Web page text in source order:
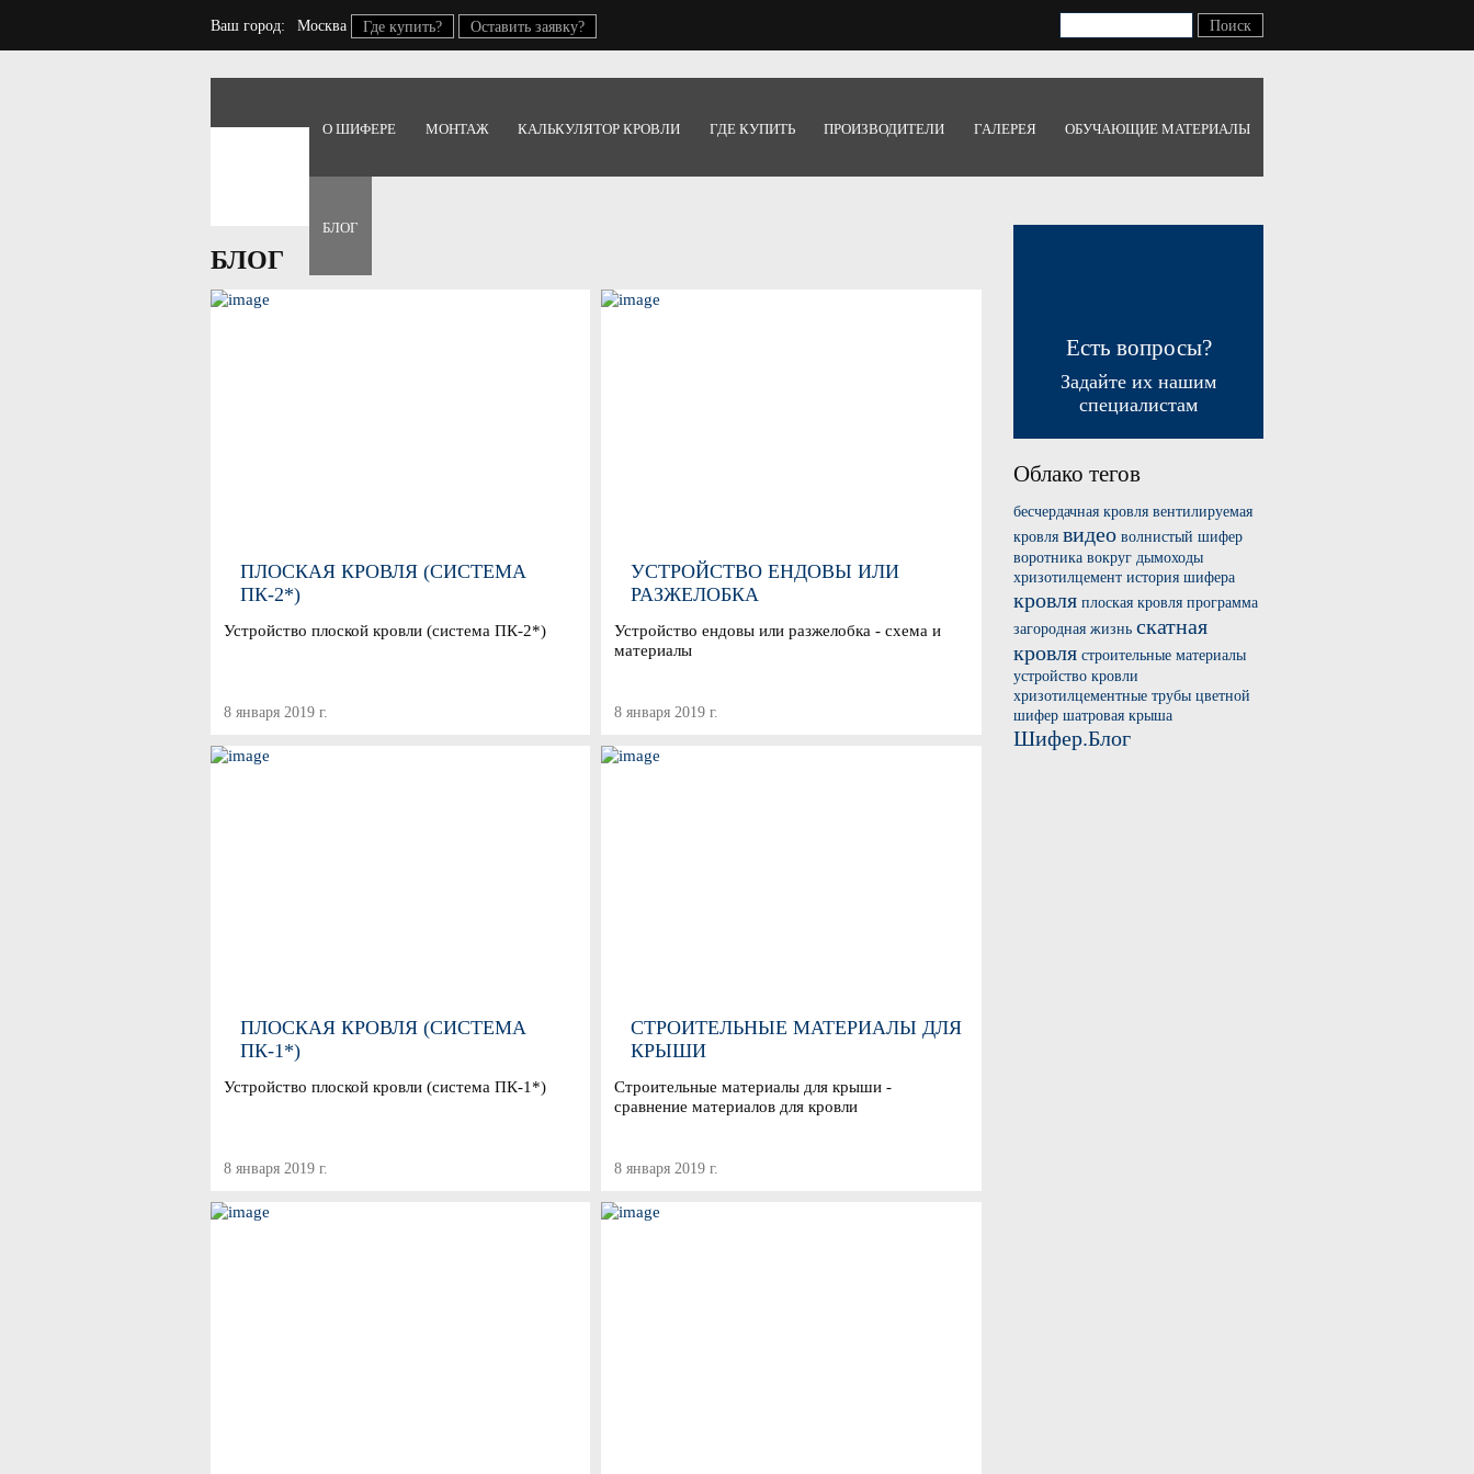
Ваш город: Москва Где купить? Оставить заявку?
О ШИФЕРЕ МОНТАЖ КАЛЬКУЛЯТОР КРОВЛИ ГДЕ КУПИТЬ ПРОИЗВОДИТЕЛИ ГАЛЕРЕЯ ОБУЧАЮЩИЕ МАТЕРИАЛЫ
БЛОГ
БЛОГ
ПЛОСКАЯ КРОВЛЯ (СИСТЕМА
ПК-2*)
Устройство плоской кровли (система ПК-2*)
8 января 2019 г.
УСТРОЙСТВО ЕНДОВЫ ИЛИ
РАЗЖЕЛОБКА
Устройство ендовы или разжелобка - схема и
материалы
8 января 2019 г.
ПЛОСКАЯ КРОВЛЯ (СИСТЕМА
ПК-1*)
Устройство плоской кровли (система ПК-1*)
8 января 2019 г.
СТРОИТЕЛЬНЫЕ МАТЕРИАЛЫ ДЛЯ
КРЫШИ
Строительные материалы для крыши -
сравнение материалов для кровли
8 января 2019 г.
Есть вопросы?
Задайте их нашим
специалистам
Облако тегов
бесчердачная кровля вентилируемая
кровля видео волнистый шифер
воротника вокруг дымоходы
хризотилцемент история шифера
кровля плоская кровля программа
загородная жизнь скатная
кровля строительные материалы
устройство кровли
хризотилцементные трубы цветной
шифер шатровая крыша
Шифер.Блог